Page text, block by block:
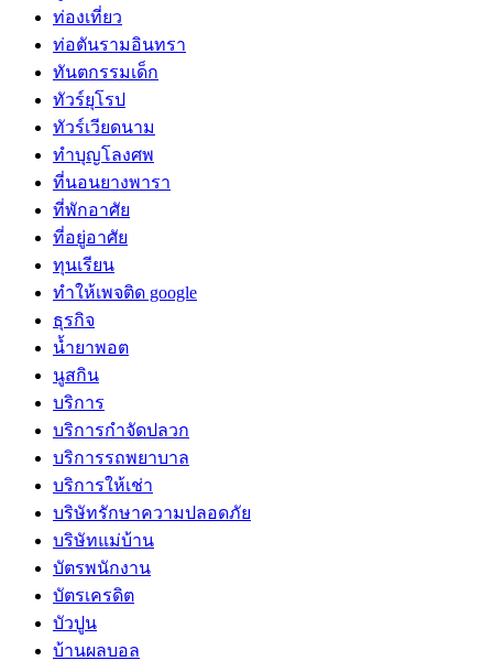
ท่องเที่ยว
ท่อตันรามอินทรา
ทันตกรรมเด็ก
ทัวร์ยุโรป
ทัวร์เวียดนาม
ทำบุญโลงศพ
ที่นอนยางพารา
ที่พักอาศัย
ที่อยู่อาศัย
ทุนเรียน
ทําให้เพจติด google
ธุรกิจ
น้ำยาพอต
นูสกิน
บริการ
บริการกำจัดปลวก
บริการรถพยาบาล
บริการให้เช่า
บริษัทรักษาความปลอดภัย
บริษัทแม่บ้าน
บัตรพนักงาน
บัตรเครดิต
บัวปูน
บ้านผลบอล